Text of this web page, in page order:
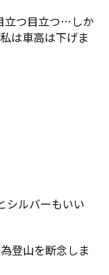
立つ目立つ…しか
は車高は下げま
シルバーもいい
登山を断念しま